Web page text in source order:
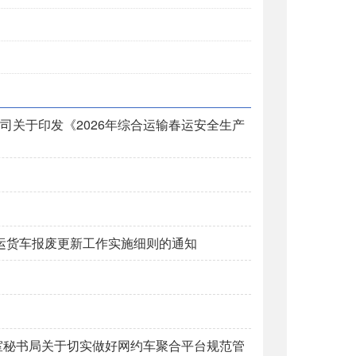
关于印发《2026年综合运输春运安全生产
车报废更新工作实施细则的通知
书局关于切实做好网约车聚合平台规范管